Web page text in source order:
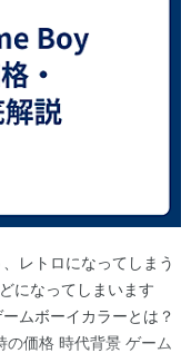
レトロになってしまう
になってしまいます
ムボーイカラーとは？
の価格 時代背景 ゲーム